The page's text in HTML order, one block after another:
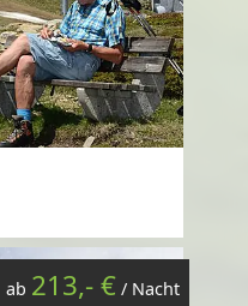
ab 213,- € / Nacht